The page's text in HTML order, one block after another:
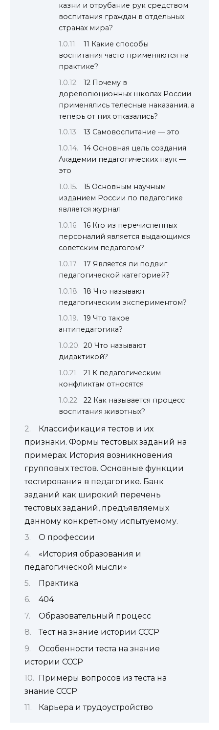
казни и отрубание рук средством
воспитания граждан в отдельных
странах мира?
11 Какие способы
воспитания часто применяются на
практике?
12 Почему в
дореволюционных школах России
применялись телесные наказания, а
теперь от них отказались?
13 Самовоспитание — это
14 Основная цель создания
Академии педагогических наук —
это
15 Основным научным
изданием России по педагогике
является журнал
16 Кто из перечисленных
персоналий является выдающимся
советским педагогом?
17 Является ли подвиг
педагогической категорией?
18 Что называют
педагогическим экспериментом?
19 Что такое
антипедагогика?
20 Что называют
дидактикой?
21 К педагогическим
конфликтам относятся
22 Как называется процесс
воспитания животных?
Классификация тестов и их
признаки. Формы тестовых заданий на
примерах. История возникновения
групповых тестов. Основные функции
тестирования в педагогике. Банк
заданий как широкий перечень
тестовых заданий, предъявляемых
данному конкретному испытуемому.
О профессии
«История образования и
педагогической мысли»
Практика
404
Образовательный процесс
Тест на знание истории СССР
Особенности теста на знание
истории СССР
Примеры вопросов из теста на
знание СССР
Карьера и трудоустройство